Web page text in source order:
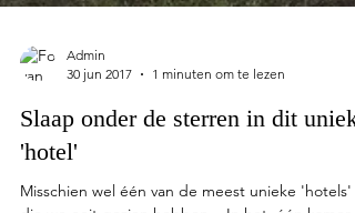
Admin
30 jun 2017
Slaap onder de sterren in dit unieke